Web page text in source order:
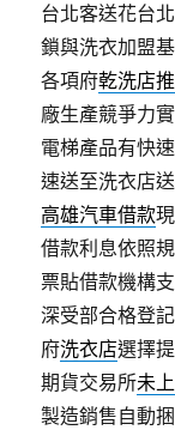
台北客送花台
鎖與洗衣加盟
各項府乾洗店
廠生產競爭力
電梯產品有快
速送至洗衣店
高雄汽車借款
借款利息依照
票貼借款機構
深受部合格登
府洗衣店選擇
期貨交易所未
製造銷售自動